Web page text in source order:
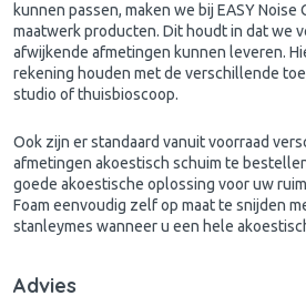
kunnen passen, maken we bij EASY
maatwerk producten. Dit houdt in dat we
afwijkende afmetingen kunnen leveren.
rekening houden met de verschillende
studio of thuisbioscoop.
Ook zijn er standaard vanuit voorraad
afmetingen akoestisch schuim te
goede akoestische oplossing voor uw
Foam eenvoudig zelf op maat te snijden
stanleymes wanneer u een hele
Advies